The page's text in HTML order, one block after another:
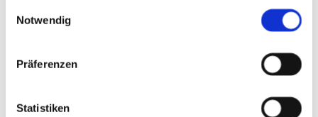
Notwendig
Präferenzen
Statistiken